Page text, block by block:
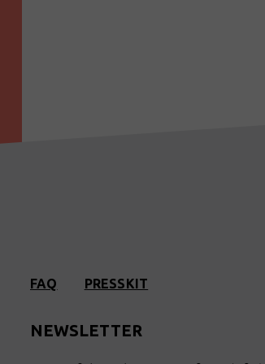
FAQ PRESSKIT
NEWSLETTER